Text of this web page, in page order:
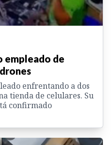
empleado de
enfrentando a dos
tienda de celulares. Su
confirmado